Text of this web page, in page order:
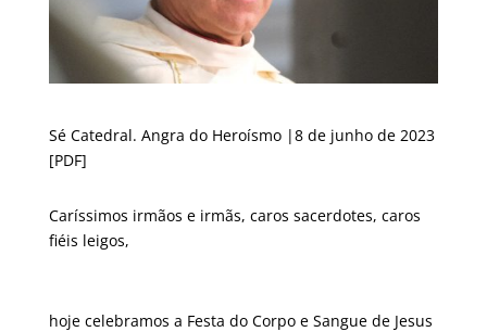
Sé Catedral. Angra do Heroísmo |8 de junho de 2023
[PDF]
Caríssimos irmãos e irmãs, caros sacerdotes, caros
fiéis leigos,
hoje celebramos a Festa do Corpo e Sangue de Jesus